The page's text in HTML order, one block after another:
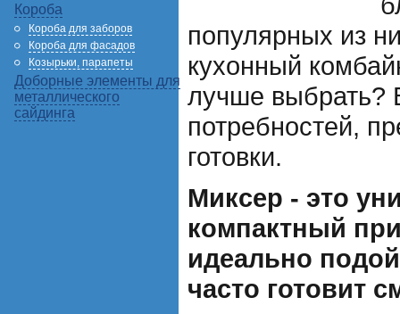
Короба
Короба для заборов
Короба для фасадов
Козырьки, парапеты
Доборные элементы для
металлического
сайдинга
популярных из
кухонный
лучше выбрать?
потребностей,
готовки.
Миксер - это
компактный
идеально
часто готовит